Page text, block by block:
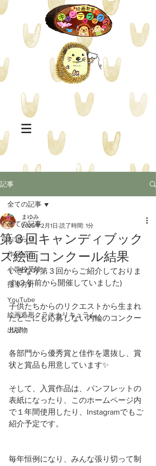
記事
全ての記事
お知らせ
作品紹介
小学校受験
指導方針
YouTube
絵画造形クラスカリキュラム
出版物
全ての記事
第３回キャンディブック
ス絵画コンクール結果
まゆみ
2025年2月1日 読了時間: 1分
いきなり第３回からご紹介しておりま
す(２年前から開催していました)
子供たちからのリクエストから生まれ
たどこにも応募しない内輪のコンクー
ル！
各部門から優秀賞と佳作を選抜し、賞
状と賞品も用意しています✨
そして、入賞作品は、パンフレットの
表紙になったり、このホームページ内
で１年間使用したり、Instagramでもご
紹介予定です。
毎年恒例になり、みんな張り切って制